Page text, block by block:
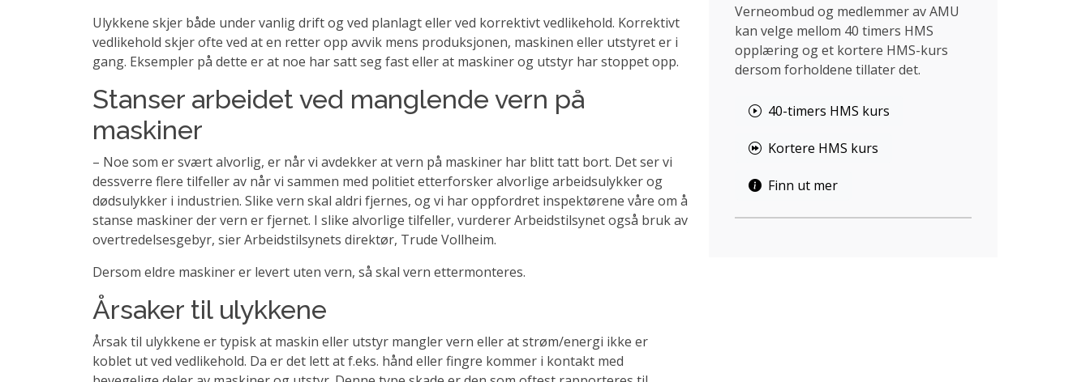
Ulykkene skjer både under vanlig drift og ved planlagt eller ved korrektivt vedlikehold. Korrektivt
vedlikehold skjer ofte ved at en retter opp avvik mens produksjonen, maskinen eller utstyret er i
gang. Eksempler på dette er at noe har satt seg fast eller at maskiner og utstyr har stoppet opp.
Stanser arbeidet ved manglende vern på
maskiner
– Noe som er svært alvorlig, er når vi avdekker at vern på maskiner har blitt tatt bort. Det ser vi
dessverre flere tilfeller av når vi sammen med politiet etterforsker alvorlige arbeidsulykker og
dødsulykker i industrien. Slike vern skal aldri fjernes, og vi har oppfordret inspektørene våre om å
stanse maskiner der vern er fjernet. I slike alvorlige tilfeller, vurderer Arbeidstilsynet også bruk av
overtredelsesgebyr, sier Arbeidstilsynets direktør, Trude Vollheim.
Dersom eldre maskiner er levert uten vern, så skal vern ettermonteres.
Årsaker til ulykkene
Årsak til ulykkene er typisk at maskin eller utstyr mangler vern eller at strøm/energi ikke er
koblet ut ved vedlikehold. Da er det lett at f.eks. hånd eller fingre kommer i kontakt med
Verneombud og medlemmer av AMU
kan velge mellom 40 timers HMS
opplæring og et kortere HMS-kurs
dersom forholdene tillater det.
40-timers HMS kurs
Kortere HMS kurs
Finn ut mer